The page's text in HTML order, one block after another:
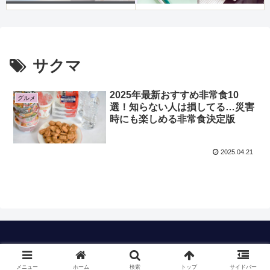
サクマ
グルメ
2025年最新おすすめ非常食10
選！知らない人は損してる…災害
時にも楽しめる非常食決定版
2025.04.21
Copyright © 2023 timのおすすめも All Rights Reserved.
メニュー ホーム 検索 トップ サイドバー